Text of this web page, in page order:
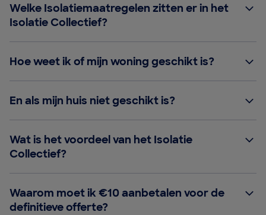
Welke Isolatiemaatregelen zitten er in het
Isolatie Collectief?
Hoe weet ik of mijn woning geschikt is?
En als mijn huis niet geschikt is?
Wat is het voordeel van het Isolatie
Collectief?
Waarom moet ik €10 aanbetalen voor de
definitieve offerte?